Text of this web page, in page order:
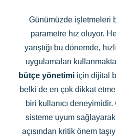
Günümüzde işletmeleri
parametre hız oluyor.
yarıştığı bu dönemde,
uygulamaları
bütçe yönetimi için dijital
belki de en çok dikkat
biri kullanıcı deneyimidir.
sisteme uyum
açısından kritik önem